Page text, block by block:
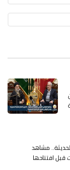
مشاهد
قبل افتتاحها